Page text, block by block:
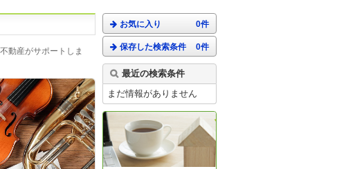
動産がサポートしま
お気に入り 0件
保存した検索条件 0件
最近の検索条件
まだ情報がありません